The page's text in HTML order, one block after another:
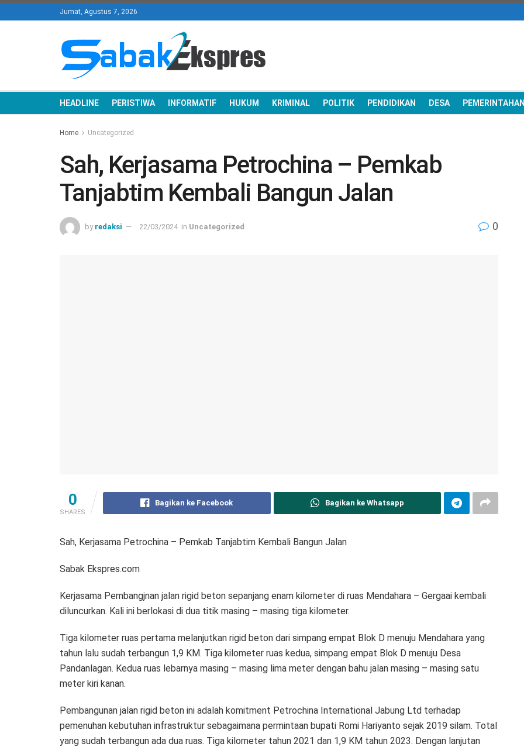
Jumat, Agustus 7, 2026
HEADLINE PERISTIWA INFORMATIF HUKUM KRIMINAL POLITIK PENDIDIKAN DESA PEMERINTAHAN
Home Uncategorized
Sah, Kerjasama Petrochina – Pemkab
Tanjabtim Kembali Bangun Jalan
by redaksi 22/03/2024 in Uncategorized 0
0
SHARES
Bagikan ke Facebook Bagikan ke Whatsapp
Sah, Kerjasama Petrochina – Pemkab Tanjabtim Kembali Bangun Jalan
Sabak Ekspres.com
Kerjasama Pembangjnan jalan rigid beton sepanjang enam kilometer di ruas Mendahara – Gergaai kembali
diluncurkan. Kali ini berlokasi di dua titik masing – masing tiga kilometer.
Tiga kilometer ruas pertama melanjutkan rigid beton dari simpang empat Blok D menuju Mendahara yang
tahun lalu sudah terbangun 1,9 KM. Tiga kilometer ruas kedua, simpang empat Blok D menuju Desa
Pandanlagan. Kedua ruas lebarnya masing – masing lima meter dengan bahu jalan masing – masing satu
meter kiri kanan.
Pembangunan jalan rigid beton ini adalah komitment Petrochina International Jabung Ltd terhadap
pemenuhan kebutuhan infrastruktur sebagaimana permintaan bupati Romi Hariyanto sejak 2019 silam. Total
yang sudah terbangun ada dua ruas. Tiga kilometer tahun 2021 dan 1,9 KM tahun 2023. Dengan lanjutan